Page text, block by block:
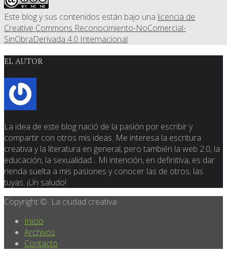
Este blog y sus contenidos están bajo una licencia de
Creative Commons Reconocimiento-NoComercial-
SinObraDerivada 4.0 Internacional.
EL AUTOR
La idea de este blog nació de la pasión por escribir y
compartir con otros mis ideas. Me interesa la escritura
creativa y la literatura en general, pero también la web 2.0, la
educación, la sexualidad... Mi intención, en definitiva, es dar
rienda suelta a mis pasiones y conocer las de otros; las
tuyas. ¡Un saludo!
Copyright © La ciudad creativa
Inicio
Archivos
Contacto